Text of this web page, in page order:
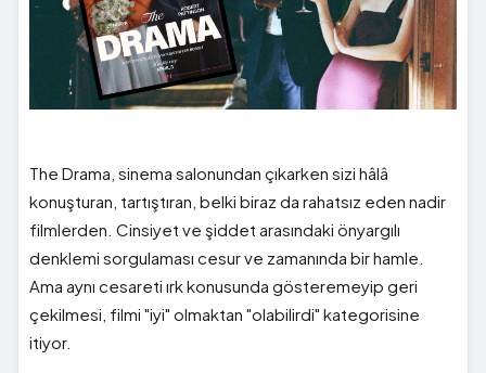
The Drama, sinema salonundan çıkarken sizi hâlâ
konuşturan, tartıştıran, belki biraz da rahatsız eden nadir
filmlerden. Cinsiyet ve şiddet arasındaki önyargılı
denklemi sorgulaması cesur ve zamanında bir hamle.
Ama aynı cesareti ırk konusunda gösteremeyip geri
çekilmesi, filmi "iyi" olmaktan "olabilirdi" kategorisine
itiyor.